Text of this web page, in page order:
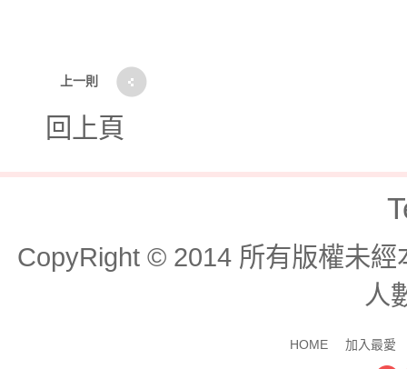
上一則
回上頁
CopyRight © 2014 所有版權未
人
HOME 加入最愛